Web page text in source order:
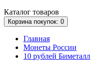
Каталог товаров
Корзинапокупок: 0
Главная
Монеты России
10 рублей Биметалл